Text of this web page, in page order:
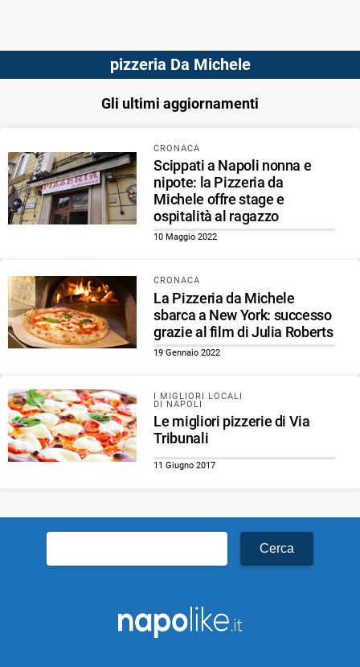
pizzeria Da Michele
Gli ultimi aggiornamenti
CRONACA
Scippati a Napoli nonna e
nipote: la Pizzeria da
Michele offre stage e
ospitalità al ragazzo
10 Maggio 2022
CRONACA
La Pizzeria da Michele
sbarca a New York: successo
grazie al film di Julia Roberts
19 Gennaio 2022
I MIGLIORI LOCALI
DI NAPOLI
Le migliori pizzerie di Via
Tribunali
11 Giugno 2017
per: